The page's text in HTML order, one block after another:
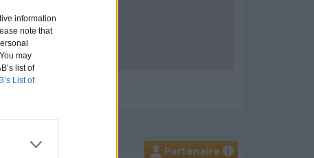
information
note that
may
list of
List of
Partenaire i